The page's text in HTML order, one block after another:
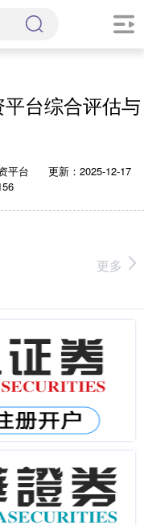
台综合评估与
平台
更新：2025-12-17
更多